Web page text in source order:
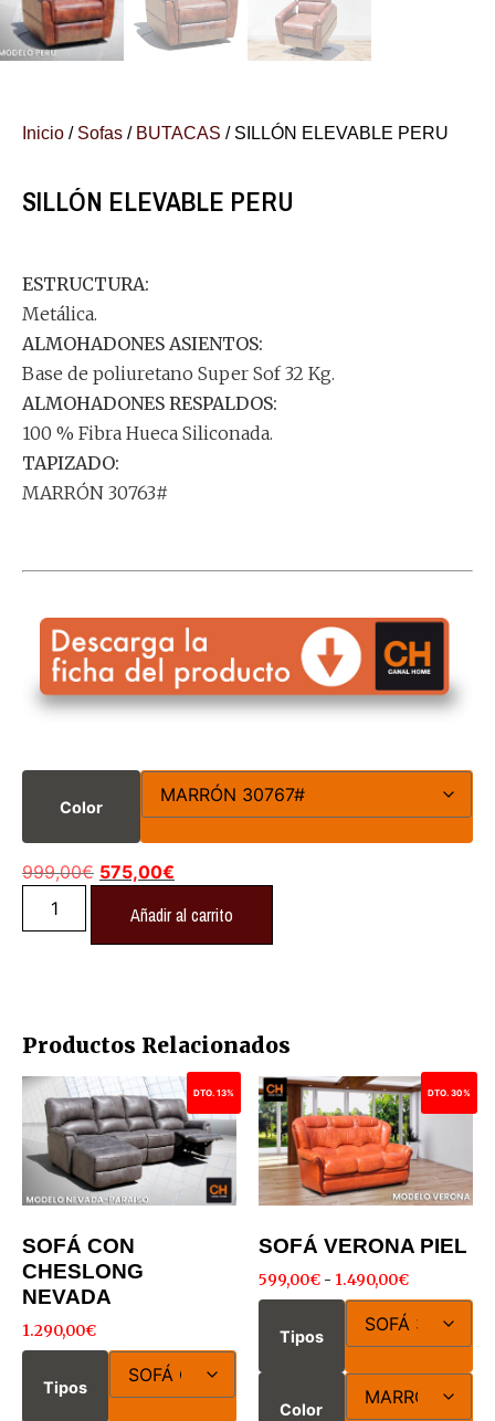
Inicio / Sofas / BUTACAS / SILLÓN ELEVABLE PERU
SILLÓN ELEVABLE PERU
ESTRUCTURA:
Metálica.
ALMOHADONES ASIENTOS:
Base de poliuretano Super Sof 32 Kg.
ALMOHADONES RESPALDOS:
100 % Fibra Hueca Siliconada.
TAPIZADO:
MARRÓN 30763#
Color
999,00€ 575,00€
Añadir al carrito
Productos Relacionados
DTO. 13%
SOFÁ CON
CHESLONG
NEVADA
1.290,00€
Tipos
DTO. 30%
SOFÁ VERONA PIEL
599,00€ - 1.490,00€
Tipos
Color